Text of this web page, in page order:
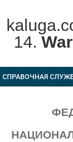
14.
СПРАВОЧНАЯ